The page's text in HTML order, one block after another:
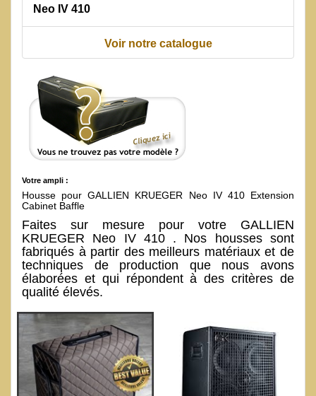
Neo IV 410
Voir notre catalogue
Votre ampli :
Housse pour GALLIEN KRUEGER Neo IV 410 Extension
Cabinet Baffle
Faites sur mesure pour votre GALLIEN
KRUEGER Neo IV 410 . Nos housses sont
fabriqués à partir des meilleurs matériaux et de
techniques de production que nous avons
élaborées et qui répondent à des critères de
qualité élevés.